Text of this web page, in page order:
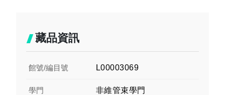
藏品資訊
館號/編目號 L00003069
學門 非維管束學門